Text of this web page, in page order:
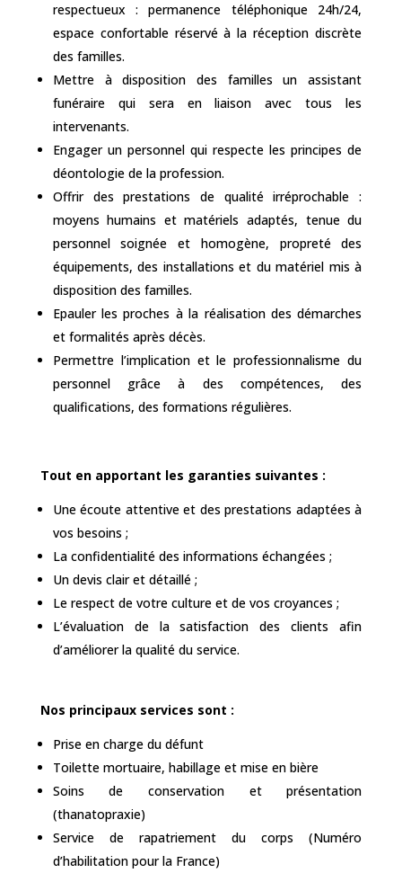
respectueux : permanence téléphonique 24h/24,
espace confortable réservé à la réception discrète
des familles.
Mettre à disposition des familles un assistant
funéraire qui sera en liaison avec tous les
intervenants.
Engager un personnel qui respecte les principes de
déontologie de la profession.
Offrir des prestations de qualité irréprochable :
moyens humains et matériels adaptés, tenue du
personnel soignée et homogène, propreté des
équipements, des installations et du matériel mis à
disposition des familles.
Epauler les proches à la réalisation des démarches
et formalités après décès.
Permettre l’implication et le professionnalisme du
personnel grâce à des compétences, des
qualifications, des formations régulières.
Tout en apportant les garanties suivantes :
Une écoute attentive et des prestations adaptées à
vos besoins ;
La confidentialité des informations échangées ;
Un devis clair et détaillé ;
Le respect de votre culture et de vos croyances ;
L’évaluation de la satisfaction des clients afin
d’améliorer la qualité du service.
Nos principaux services sont :
Prise en charge du défunt
Toilette mortuaire, habillage et mise en bière
Soins de conservation et présentation
(thanatopraxie)
Service de rapatriement du corps (Numéro
d’habilitation pour la France)